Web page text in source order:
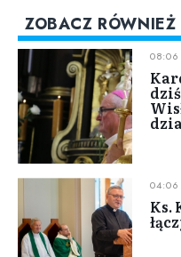
ZOBACZ RÓWNIEŻ
08:06
04:06
Ks.